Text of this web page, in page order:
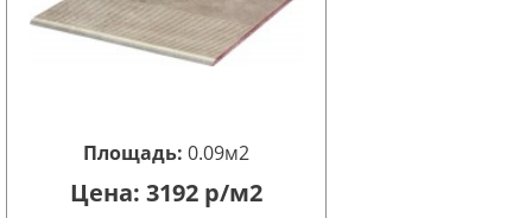
Площадь: 0.09м2
Цена: 3192 р/м2